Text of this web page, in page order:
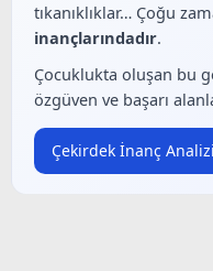
tıkanıklıklar… Çoğu
inançlarındadır.
Çocuklukta oluşan bu
özgüven ve başarı
Çekirdek İnanç